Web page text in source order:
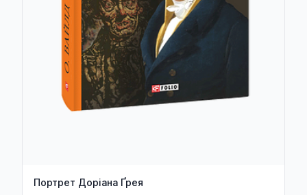
Портрет Доріана Ґрея